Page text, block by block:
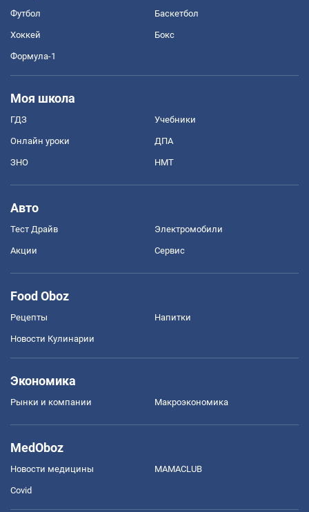
Футбол Баскетбол
Хоккей Бокс
Формула-1
Моя школа
ГДЗ Учебники
Онлайн уроки ДПА
ЗНО НМТ
Авто
Тест Драйв Электромобили
Акции Сервис
Food Oboz
Рецепты Напитки
Новости Кулинарии
Экономика
Рынки и компании Mакроэкономика
MedOboz
Новости медицины MAMACLUB
Covid